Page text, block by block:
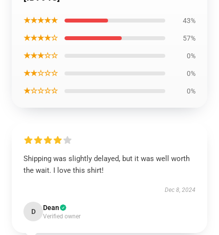
★★★★★ 43%
★★★★☆ 57%
★★★☆☆ 0%
★★☆☆☆ 0%
★☆☆☆☆ 0%
Shipping was slightly delayed, but it was well worth
the wait. I love this shirt!
Dec 8, 2024
D Dean
Verified owner